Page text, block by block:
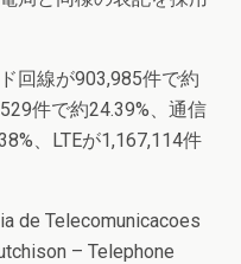
回線が903,985件で約
件で約24.39%、通信
、LTEが1,167,114件
de Telecomunicacoes
– Telephone